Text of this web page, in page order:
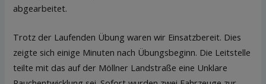
abgearbeitet.
Trotz der Laufenden Übung waren wir Einsatzbereit. Dies
zeigte sich einige Minuten nach Übungsbeginn. Die Leitstelle
teilte mit das auf der Möllner Landstraße eine Unklare